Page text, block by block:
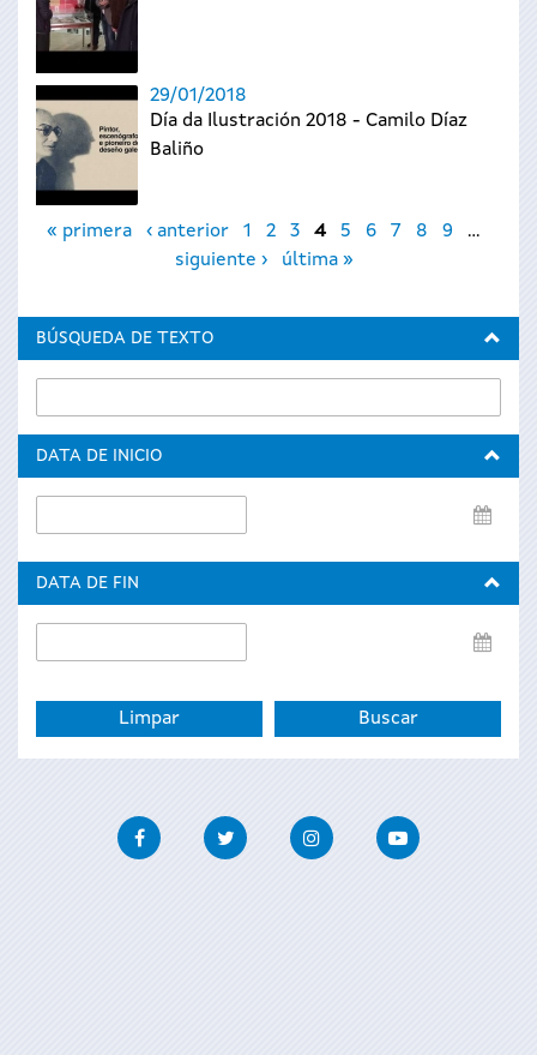
29/01/2018
Día da Ilustración 2018 - Camilo Díaz
Baliño
Páginas
« primera ‹ anterior 1 2 3 4 5 6 7 8 9
…
siguiente ›
última »
BÚSQUEDA DE TEXTO
DATA DE INICIO
de
DATA DE FIN
de
FacebookTwitter InstagramYoutube